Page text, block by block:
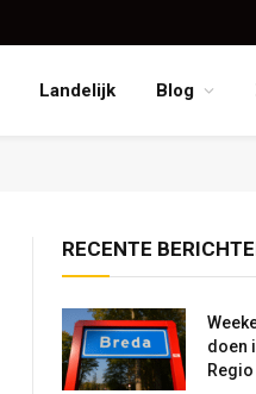
Landelijk Blog
RECENTE
doen
Regio